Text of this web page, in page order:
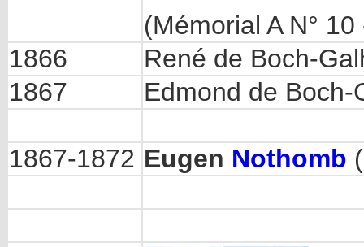
(Mémorial A N°
1866
René de Boch-
1867
Edmond de
1867-1872 Eugen Nothomb